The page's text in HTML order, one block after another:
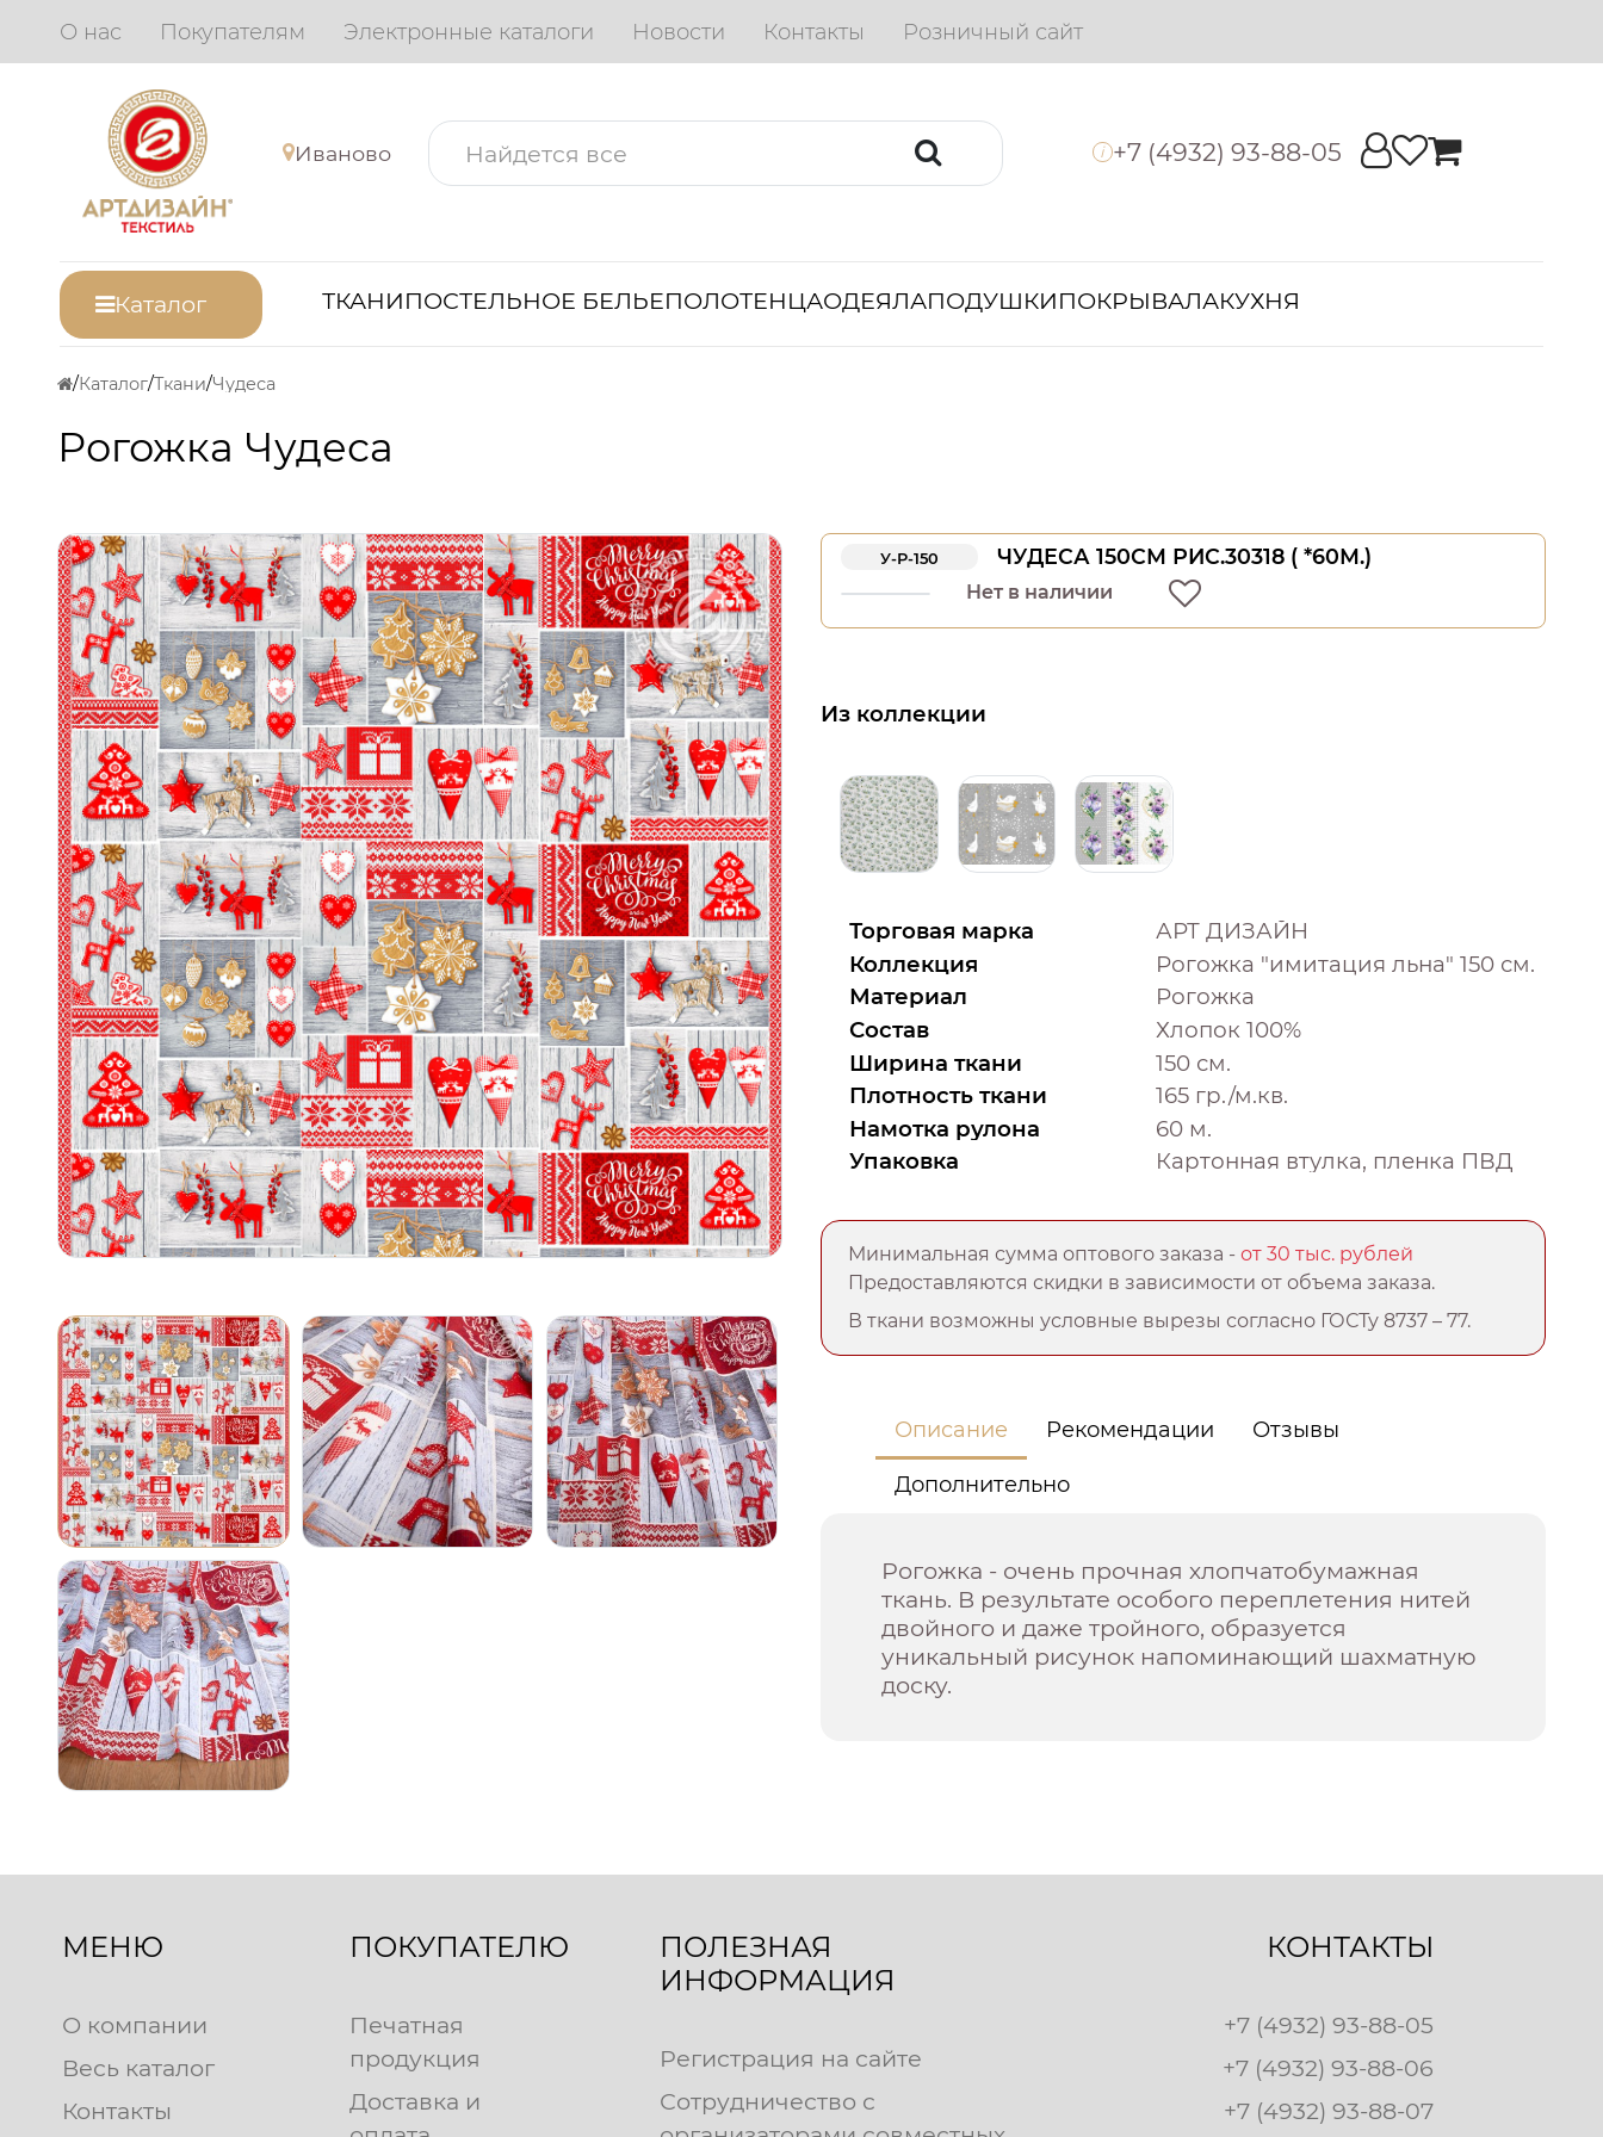
О нас Покупателям Электронные каталоги Новости Контакты Розничный сайт
Иваново i +7 (4932) 93-88-05
Каталог ТКАНИПОСТЕЛЬНОЕ БЕЛЬЕПОЛОТЕНЦАОДЕЯЛАПОДУШКИПОКРЫВАЛАКУХНЯ
Каталог Ткани Чудеса
Рогожка Чудеса
У-Р-150 ЧУДЕСА 150СМ РИС.30318 ( *60М.)
Нет в наличии
Из коллекции
Торговая марка
АРТ ДИЗАЙН
Коллекция
Рогожка "имитация льна" 150 см.
Материал
Рогожка
Состав
Хлопок 100%
Ширина ткани
150 см.
Плотность ткани
165 гр./м.кв.
Намотка рулона
60 м.
Упаковка
Картонная втулка, пленка ПВД
Минимальная сумма оптового заказа -от 30 тыс. рублей
Предоставляются скидки в зависимости от объема заказа.
В ткани возможны условные вырезы согласно ГОСТу 8737 – 77.
Описание Рекомендации Отзывы
Дополнительно
Рогожка - очень прочная хлопчатобумажная
ткань. В результате особого переплетения нитей
двойного и даже тройного, образуется
уникальный рисунок напоминающий шахматную
доску.
МЕНЮ
О компании
Весь каталог
Контакты
ПОКУПАТЕЛЮ
Печатная
продукция
Доставка и
ПОЛЕЗНАЯ
ИНФОРМАЦИЯ
Регистрация на сайте
Сотрудничество с
КОНТАКТЫ
+7 (4932) 93-88-05
+7 (4932) 93-88-06
+7 (4932) 93-88-07